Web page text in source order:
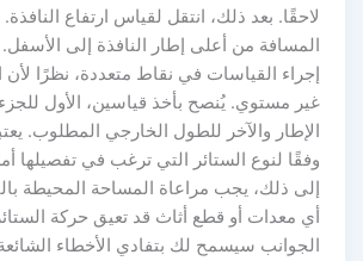
لاحقًا. بعد ذلك، انتقل لقياس ارتفاع
المسافة من أعلى إطار النافذة إلى
إجراء القياسات في نقاط متعددة، نظرًا
غير مستوي. يُنصح بأخذ قياسين، الأول
الإطار والآخر للطول الخارجي المطلوب.
وفقًا لنوع الستائر التي ترغب في تفصيلها
إلى ذلك، يجب مراعاة المساحة المحيطة
أي معدات أو قطع أثاث قد تعيق حركة
الجوانب سيسمح لك بتفادي الأخطاء